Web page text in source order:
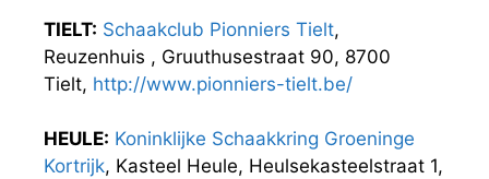
TIELT: Schaakclub Pionniers Tielt,
Reuzenhuis , Gruuthusestraat 90, 8700
Tielt, http://www.pionniers-tielt.be/
HEULE: Koninklijke Schaakkring Groeninge
Kortrijk, Kasteel Heule, Heulsekasteelstraat 1,